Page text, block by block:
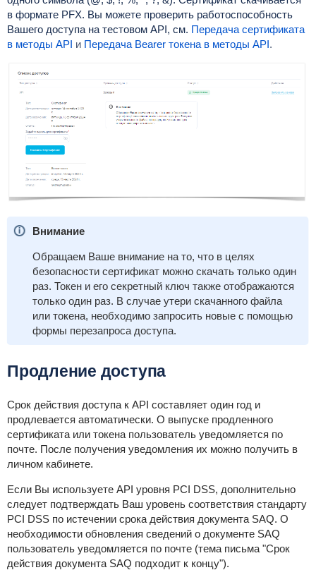
в формате PFX. Вы можете проверить работоспособность
Вашего доступа на тестовом API, см. Передача сертификата
в методы API и Передача Bearer токена в методы API.
Внимание
Обращаем Ваше внимание на то, что в целях
безопасности сертификат можно скачать только один
раз. Токен и его секретный ключ также отображаются
только один раз. В случае утери скачанного файла
или токена, необходимо запросить новые с помощью
формы перезапроса доступа.
Продление доступа
Срок действия доступа к API составляет один год и
продлевается автоматически. О выпуске продленного
сертификата или токена пользователь уведомляется по
почте. После получения уведомления их можно получить в
личном кабинете.
Если Вы используете API уровня PCI DSS, дополнительно
следует подтверждать Ваш уровень соответствия стандарту
PCI DSS по истечении срока действия документа SAQ. О
необходимости обновления сведений о документе SAQ
пользователь уведомляется по почте (тема письма "Срок
действия документа SAQ подходит к концу").